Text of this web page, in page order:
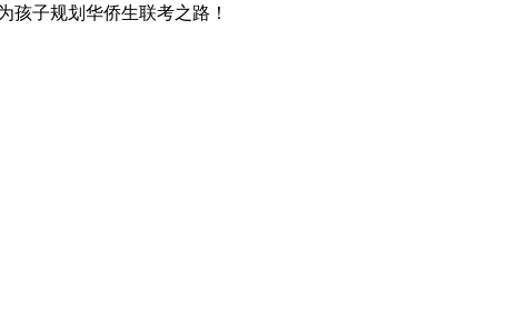
孩子规划华侨生联考之路！